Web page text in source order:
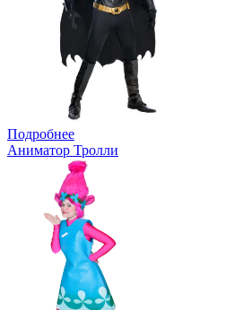
Подробнее
Аниматор Тролли